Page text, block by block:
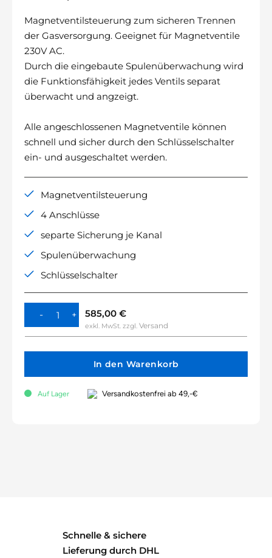
Magnetventilsteuerung zum sicheren Trennen
der Gasversorgung. Geeignet für Magnetventile
230V AC.
Durch die eingebaute Spulenüberwachung wird
die Funktionsfähigkeit jedes Ventils separat
überwacht und angzeigt.
Alle angeschlossenen Magnetventile können
schnell und sicher durch den Schlüsselschalter
ein- und ausgeschaltet werden.
Magnetventilsteuerung
4 Anschlüsse
separte Sicherung je Kanal
Spulenüberwachung
Schlüsselschalter
In den Warenkorb
585,00 €
exkl. MwSt. zzgl. Versand
Auf Lager Versandkostenfrei ab 49,-€
Schnelle & sichere
Lieferung durch DHL